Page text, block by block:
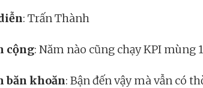
: Trấn Thành
cộng: Năm nào cũng chạy KPI mùng
băn khoăn: Bận đến vậy mà vẫn có